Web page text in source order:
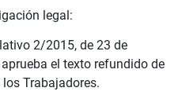
legal:
2/2015, de 23 de
el texto refundido de
los Trabajadores.